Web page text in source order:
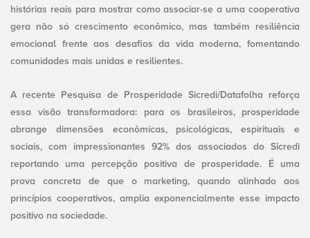
histórias reais para mostrar como associar-se a uma cooperativa
gera não só crescimento econômico, mas também resiliência
emocional frente aos desafios da vida moderna, fomentando
comunidades mais unidas e resilientes.
A recente Pesquisa de Prosperidade Sicredi/Datafolha reforça
essa visão transformadora: para os brasileiros, prosperidade
abrange dimensões econômicas, psicológicas, espirituais e
sociais, com impressionantes 92% dos associados do Sicredi
reportando uma percepção positiva de prosperidade. É uma
prova concreta de que o marketing, quando alinhado aos
princípios cooperativos, amplia exponencialmente esse impacto
positivo na sociedade.